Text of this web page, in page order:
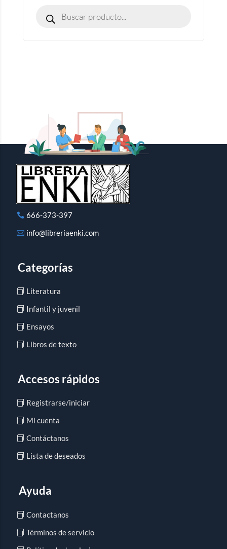
666-373-397
info@libreriaenki.com
Categorías
Literatura
Infantil y juvenil
Ensayos
Libros de texto
Accesos rápidos
Registrarse/iniciar
Mi cuenta
Contáctanos
Lista de deseados
Ayuda
Contactanos
Términos de servicio